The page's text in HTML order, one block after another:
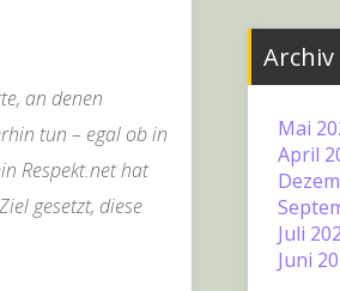
an denen
tun – egal ob in
Respekt.net hat
gesetzt, diese
Archiv
Mai
April
Juli
Juni